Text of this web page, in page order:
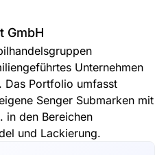
GmbH
Unternehmen
Das Portfolio umfasst
Senger Submarken mit
in den Bereichen
und Lackierung.